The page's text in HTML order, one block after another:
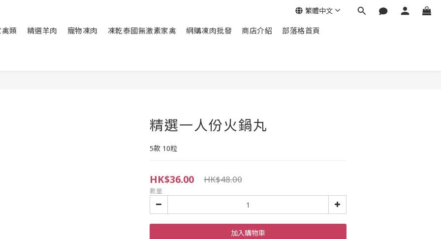
類 精選羊肉 寵物凍肉 凍乾泰國無激素家禽 網購凍肉批發 商店介紹 部落格首頁
繁體中文
精選一人份火鍋丸
5款 10粒
HK$36.00 HK$48.00
數量
加入購物車